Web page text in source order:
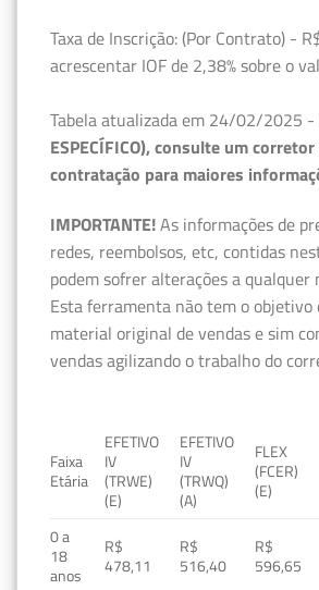
Taxa de Inscrição: (Por Contrato) -
acrescentar IOF de 2,38% sobre o
Tabela atualizada em 24/02/2025 -
ESPECÍFICO), consulte um
contratação para maiores
IMPORTANTE!As informações de
redes, reembolsos, etc, contidas
podem sofrer alterações a qualquer
Esta ferramenta não tem o
material original de vendas e sim
vendas agilizando o trabalho do
Faixa
Etária
EFETIVO
IV
(TRWE)
(E)
EFETIVO
IV
(TRWQ)
(A)
FLEX
(FCER)
(E)
0 a
18
anos
R$
478,11
R$
516,40
R$
596,65